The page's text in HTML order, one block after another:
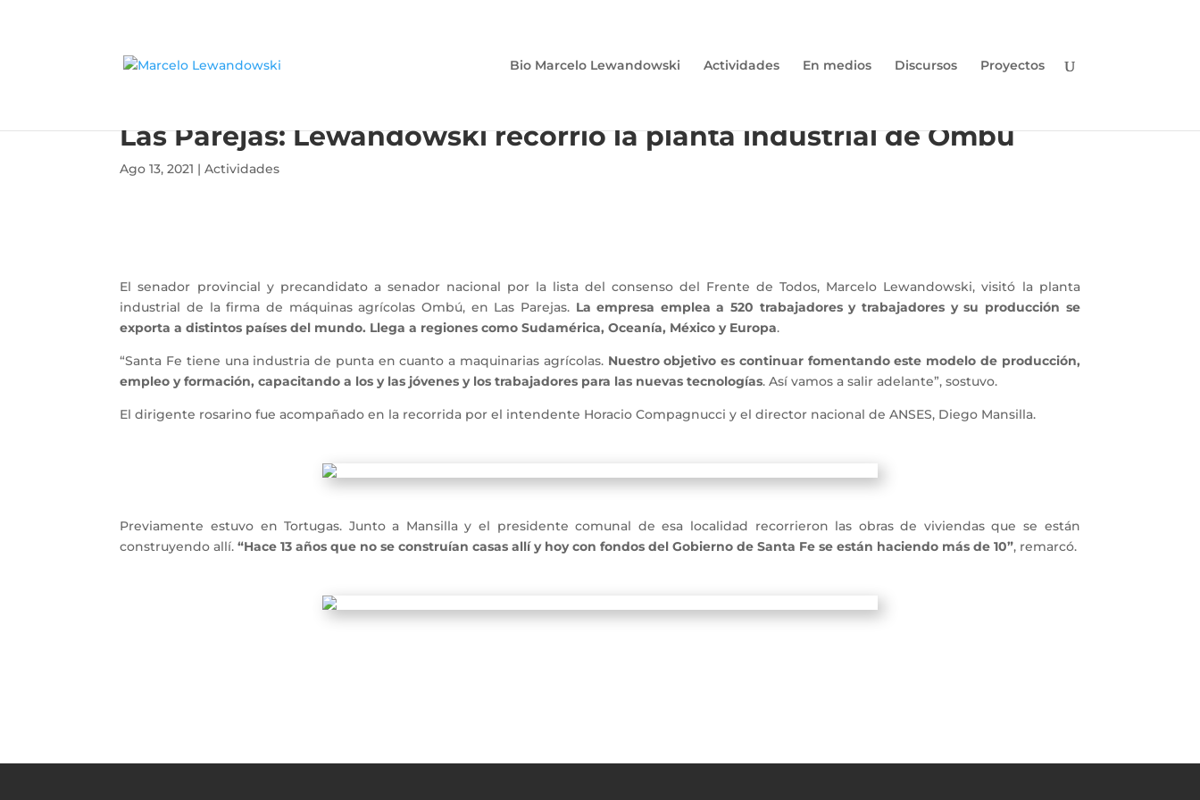
Bio Marcelo Lewandowski Actividades En medios Discursos Proyectos
Las Parejas: Lewandowski recorrió la planta industrial de Ombú
Ago 13, 2021 |Actividades
El senador provincial y precandidato a senador nacional por la lista del consenso del Frente de Todos, Marcelo Lewandowski, visitó la planta
industrial de la firma de máquinas agrícolas Ombú, en Las Parejas. La empresa emplea a 520 trabajadores y trabajadores y su producción se
exporta a distintos países del mundo. Llega a regiones como Sudamérica, Oceanía, México y Europa.
“Santa Fe tiene una industria de punta en cuanto a maquinarias agrícolas. Nuestro objetivo es continuar fomentando este modelo de producción,
empleo y formación, capacitando a los y las jóvenes y los trabajadores para las nuevas tecnologías. Así vamos a salir adelante”, sostuvo.
El dirigente rosarino fue acompañado en la recorrida por el intendente Horacio Compagnucci y el director nacional de ANSES, Diego Mansilla.
Previamente estuvo en Tortugas. Junto a Mansilla y el presidente comunal de esa localidad recorrieron las obras de viviendas que se están
construyendo allí.“Hace 13 años que no se construían casas allí y hoy con fondos del Gobierno de Santa Fe se están haciendo más de 10”, remarcó.